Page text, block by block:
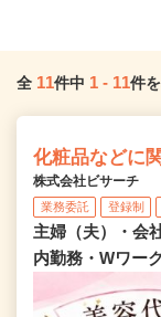
全 11件中 1 - 11件
化粧品などに
株式会社ビサーチ
業務委託 登録制
主婦（夫）・会
内勤務・Wワー